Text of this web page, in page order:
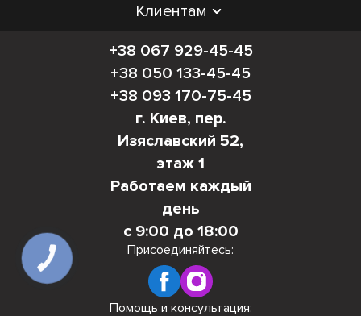
Клиентам
+38 067 929-45-45
+38 050 133-45-45
+38 093 170-75-45
г. Киев, пер.
Изяславский 52,
этаж 1
Работаем каждый
день
с 9:00 до 18:00
Присоединяйтесь:
Помощь и консультация:
КНОПКА
СВЯЗИ